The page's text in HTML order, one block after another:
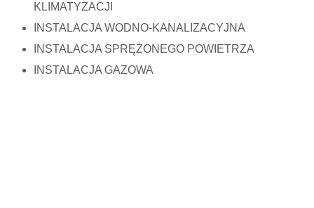
KLIMATYZACJI
INSTALACJA WODNO-KANALIZACYJNA
INSTALACJA SPRĘŻONEGO POWIETRZA
INSTALACJA GAZOWA